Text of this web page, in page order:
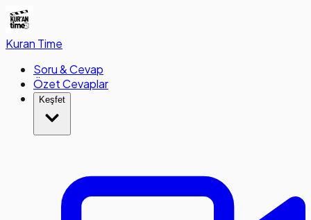
Kuran Time
Soru & Cevap
Özet Cevaplar
Keşfet